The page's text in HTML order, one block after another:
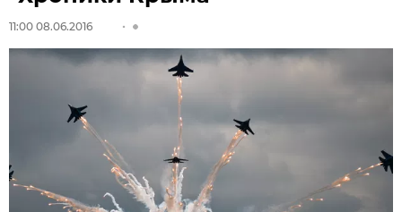
11:00 08.06.2016